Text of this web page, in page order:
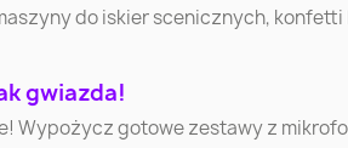
do iskier scenicznych,
gwiazda!
Wypożycz gotowe zestawy z